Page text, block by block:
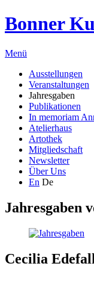
Bonner
Menü
Ausstellungen
Veranstaltungen
Jahresgaben
Publikationen
In memoriam
Atelierhaus
Artothek
Mitgliedschaft
Newsletter
Über Uns
En De
Jahresgaben
Cecilia